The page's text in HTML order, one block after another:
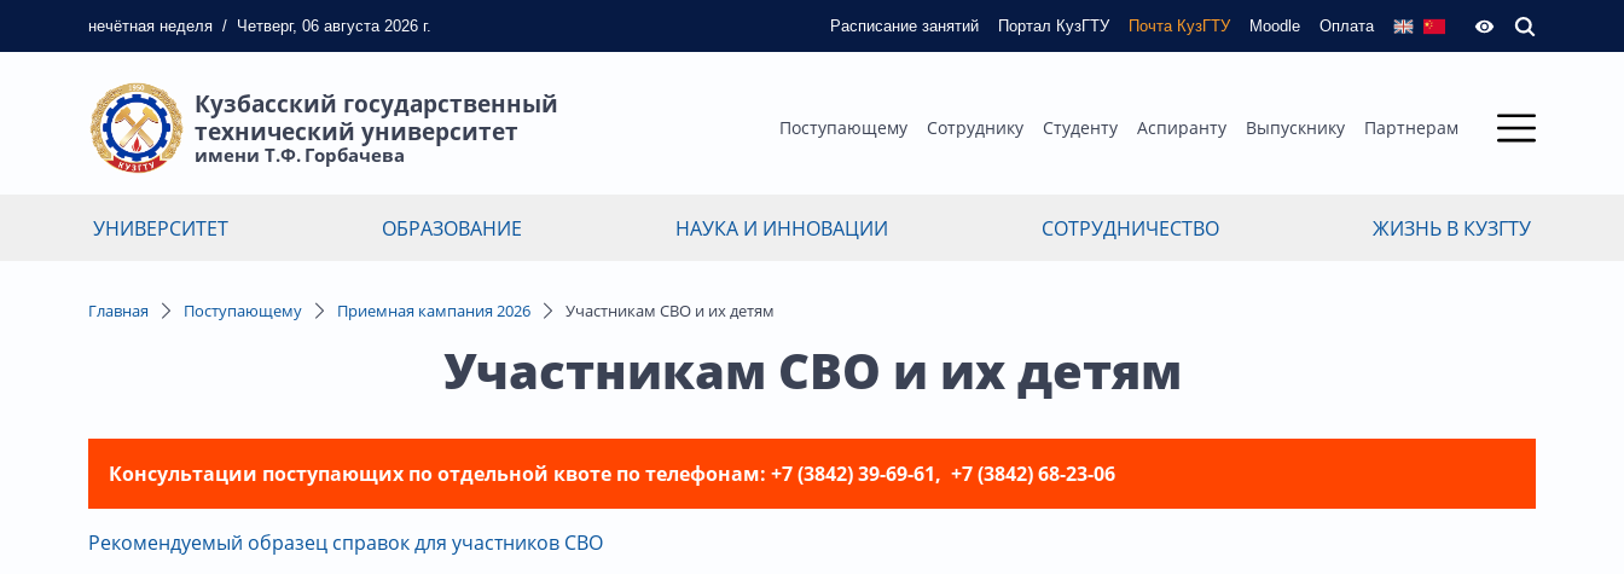
нечётная неделя / Четверг, 06 августа 2026 г. Расписание занятий Портал КузГТУ Почта КузГТУ Moodle Оплата
Кузбасский государственный
технический университет
имени Т.Ф. Горбачева
Поступающему Сотруднику Студенту Аспиранту Выпускнику Партнерам
УНИВЕРСИТЕТ ОБРАЗОВАНИЕ НАУКА И ИННОВАЦИИ СОТРУДНИЧЕСТВО ЖИЗНЬ В КУЗГТУ
Главная Поступающему Приемная кампания 2026 Участникам СВО и их детям
Участникам СВО и их детям
Консультации поступающих по отдельной квоте по телефонам: +7 (3842) 39-69-61, +7 (3842) 68-23-06
Рекомендуемый образец справок для участников СВО